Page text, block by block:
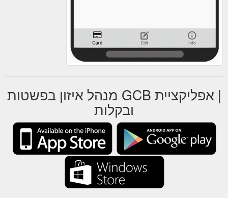
| אפליקציית GCB מנהל איזון בפשטות
ובקלות